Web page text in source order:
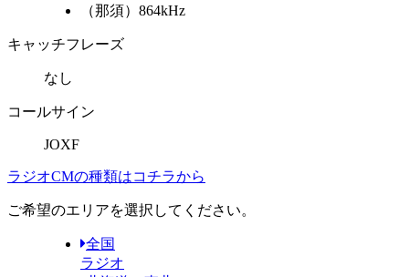
（那須）864kHz
キャッチフレーズ
なし
コールサイン
JOXF
ラジオCMの種類はコチラから
ご希望のエリアを選択してください。
全国
ラジオ